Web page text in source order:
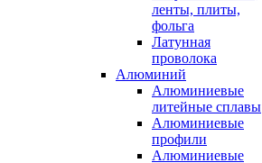
ленты, плиты,
фольга
Латунная
проволока
Алюминий
Алюминиевые
литейные сплавы
Алюминиевые
профили
Алюминиевые